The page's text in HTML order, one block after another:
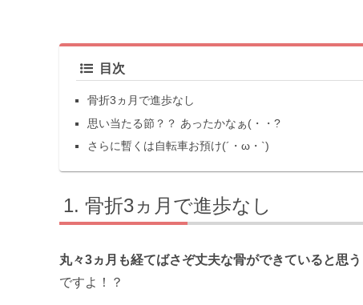
目次
骨折3ヵ月で進歩なし
思い当たる節？？ あったかなぁ(・・?
さらに暫くは自転車お預け(´・ω・`)
骨折3ヵ月で進歩なし
丸々3ヵ月も経てばさぞ丈夫な骨ができていると思う
ですよ！？